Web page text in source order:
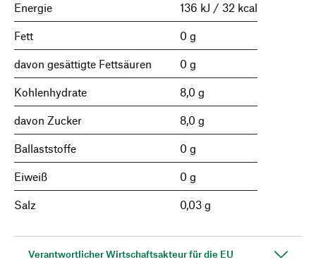
Energie 136 kJ / 32 kcal
Fett 0 g
davon gesättigte Fettsäuren 0 g
Kohlenhydrate 8,0 g
davon Zucker 8,0 g
Ballaststoffe 0 g
Eiweiß 0 g
Salz 0,03 g
Verantwortlicher Wirtschaftsakteur für die EU